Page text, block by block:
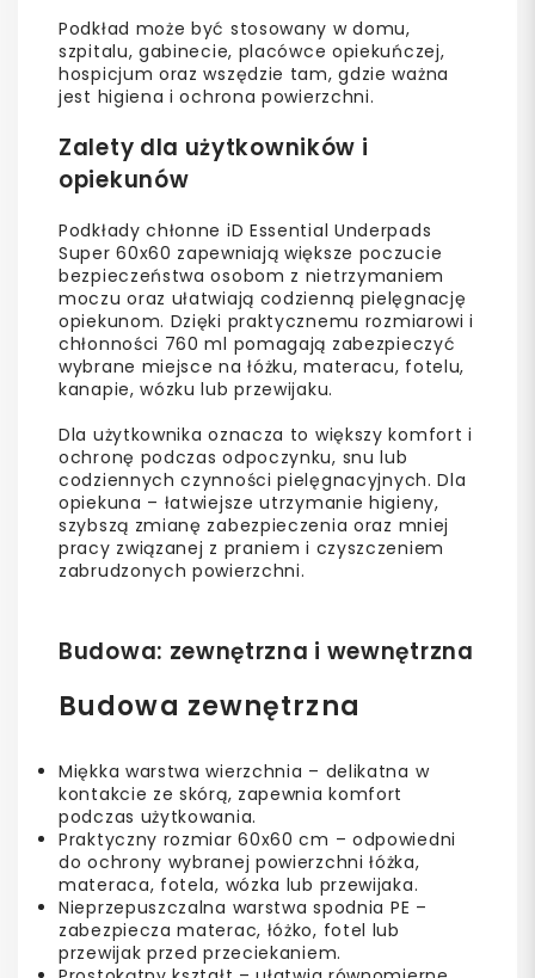
Podkład może być stosowany w domu,
szpitalu, gabinecie, placówce opiekuńczej,
hospicjum oraz wszędzie tam, gdzie ważna
jest higiena i ochrona powierzchni.
Zalety dla użytkowników i
opiekunów
Podkłady chłonne iD Essential Underpads
Super 60x60 zapewniają większe poczucie
bezpieczeństwa osobom z nietrzymaniem
moczu oraz ułatwiają codzienną pielęgnację
opiekunom. Dzięki praktycznemu rozmiarowi i
chłonności 760 ml pomagają zabezpieczyć
wybrane miejsce na łóżku, materacu, fotelu,
kanapie, wózku lub przewijaku.
Dla użytkownika oznacza to większy komfort i
ochronę podczas odpoczynku, snu lub
codziennych czynności pielęgnacyjnych. Dla
opiekuna – łatwiejsze utrzymanie higieny,
szybszą zmianę zabezpieczenia oraz mniej
pracy związanej z praniem i czyszczeniem
zabrudzonych powierzchni.
Budowa: zewnętrzna i wewnętrzna
Budowa zewnętrzna
Miękka warstwa wierzchnia – delikatna w
kontakcie ze skórą, zapewnia komfort
podczas użytkowania.
Praktyczny rozmiar 60x60 cm – odpowiedni
do ochrony wybranej powierzchni łóżka,
materaca, fotela, wózka lub przewijaka.
Nieprzepuszczalna warstwa spodnia PE –
zabezpiecza materac, łóżko, fotel lub
przewijak przed przeciekaniem.